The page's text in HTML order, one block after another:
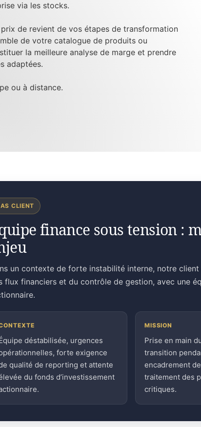
via les stocks.
de revient de vos étapes de transformation
de votre catalogue de produits ou
la meilleure analyse de marge et prendre
adaptées.
ou à distance.
CLIENT
finance sous tension :
un contexte de forte instabilité interne, notre
flux financiers et du contrôle de gestion, avec une
déstabilisée, urgences
forte exigence
qualité de reporting et attente
du fonds d’investissement
MISSION
Prise en main
transition
encadrement
traitement des
critiques.